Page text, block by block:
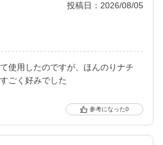
投稿日：2026/08/05
使用したのですが、ほんのりナチ
ごく好みでした
0